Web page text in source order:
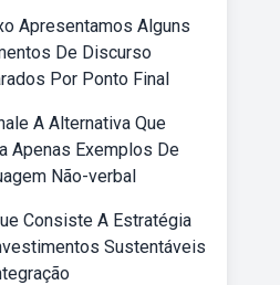
Apresentamos Alguns
De Discurso
Por Ponto Final
A Alternativa Que
Apenas Exemplos De
Não-verbal
Consiste A Estratégia
Sustentáveis